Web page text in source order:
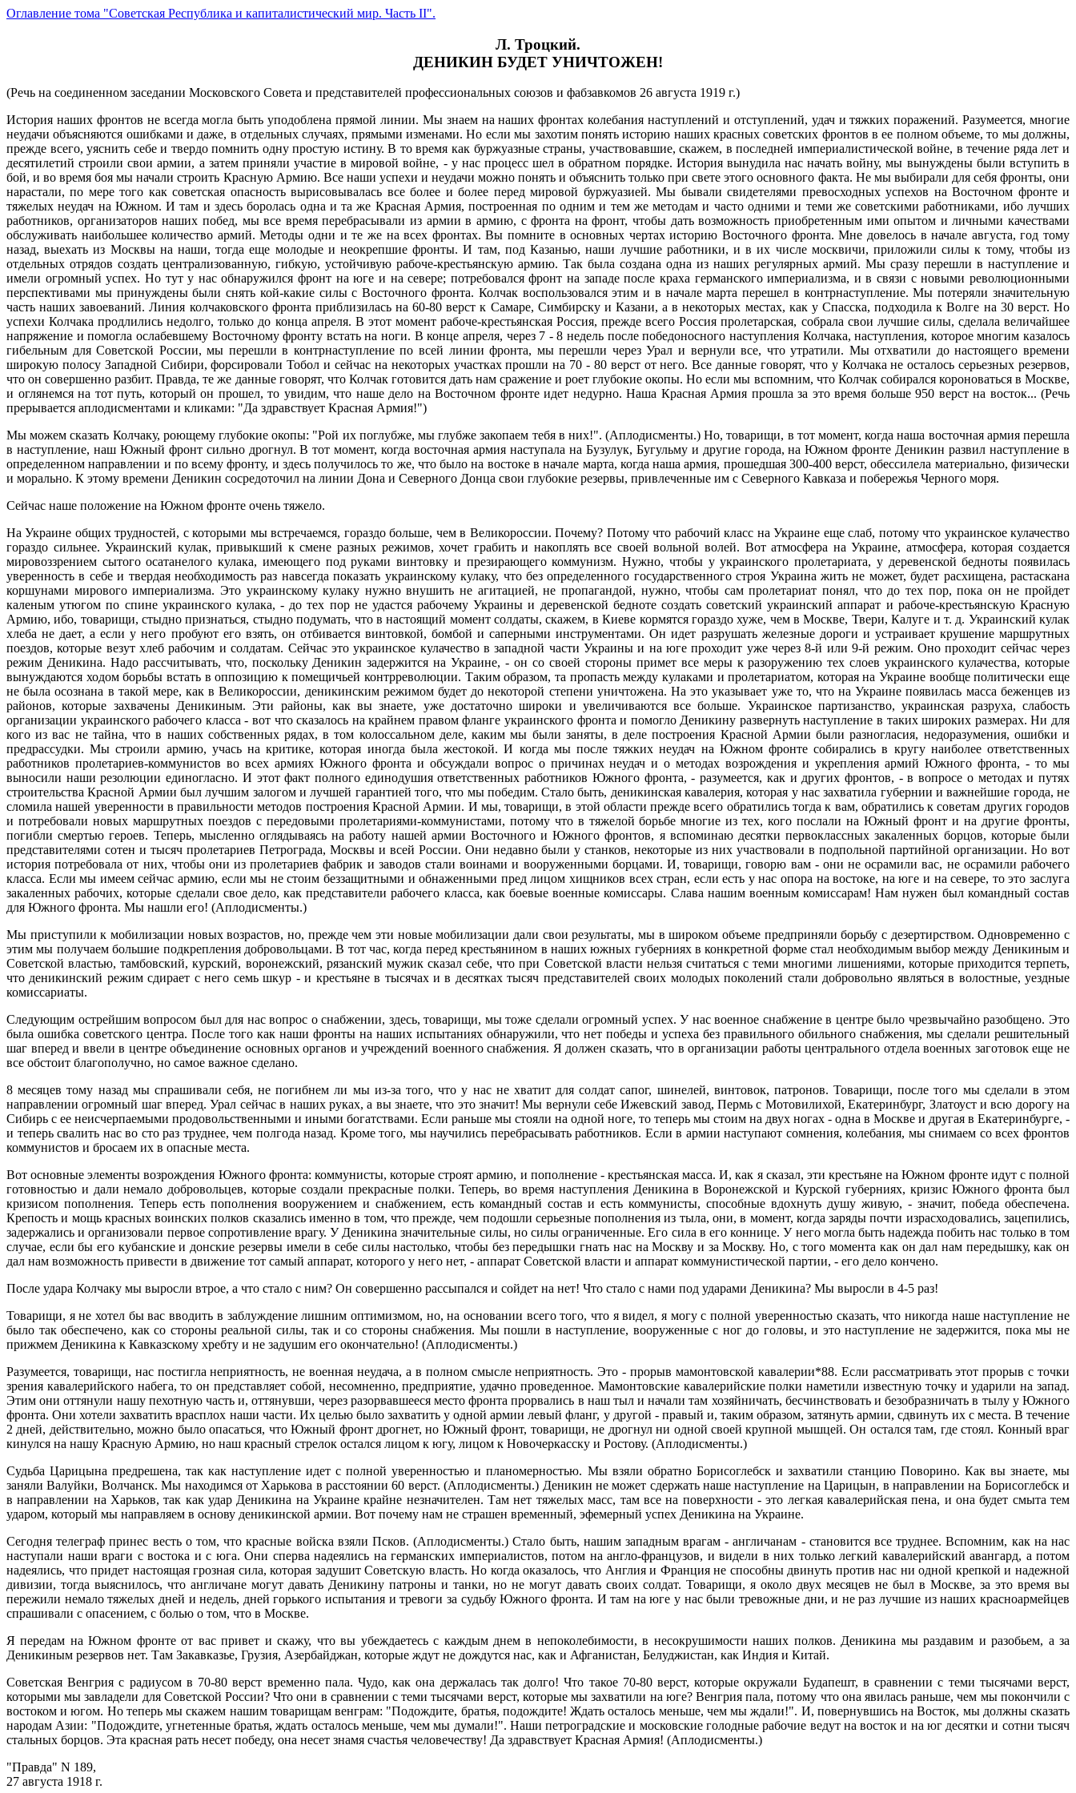
Оглавление тома "Советская Республика и капиталистический мир. Часть II".
Л. Троцкий.
ДЕНИКИН БУДЕТ УНИЧТОЖЕН!
(Речь на соединенном заседании Московского Совета и представителей профессиональных союзов и фабзавкомов 26 августа 1919 г.)
История наших фронтов не всегда могла быть уподоблена прямой линии. Мы знаем на наших фронтах колебания наступлений и отступлений, удач и тяжких поражений. Разумеется, многие
неудачи объясняются ошибками и даже, в отдельных случаях, прямыми изменами. Но если мы захотим понять историю наших красных советских фронтов в ее полном объеме, то мы должны,
прежде всего, уяснить себе и твердо помнить одну простую истину. В то время как буржуазные страны, участвовавшие, скажем, в последней империалистической войне, в течение ряда лет и
десятилетий строили свои армии, а затем приняли участие в мировой войне, - у нас процесс шел в обратном порядке. История вынудила нас начать войну, мы вынуждены были вступить в
бой, и во время боя мы начали строить Красную Армию. Все наши успехи и неудачи можно понять и объяснить только при свете этого основного факта. Не мы выбирали для себя фронты, они
нарастали, по мере того как советская опасность вырисовывалась все более и более перед мировой буржуазией. Мы бывали свидетелями превосходных успехов на Восточном фронте и
тяжелых неудач на Южном. И там и здесь боролась одна и та же Красная Армия, построенная по одним и тем же методам и часто одними и теми же советскими работниками, ибо лучших
работников, организаторов наших побед, мы все время перебрасывали из армии в армию, с фронта на фронт, чтобы дать возможность приобретенным ими опытом и личными качествами
обслуживать наибольшее количество армий. Методы одни и те же на всех фронтах. Вы помните в основных чертах историю Восточного фронта. Мне довелось в начале августа, год тому
назад, выехать из Москвы на наши, тогда еще молодые и неокрепшие фронты. И там, под Казанью, наши лучшие работники, и в их числе москвичи, приложили силы к тому, чтобы из
отдельных отрядов создать централизованную, гибкую, устойчивую рабоче-крестьянскую армию. Так была создана одна из наших регулярных армий. Мы сразу перешли в наступление и
имели огромный успех. Но тут у нас обнаружился фронт на юге и на севере; потребовался фронт на западе после краха германского империализма, и в связи с новыми революционными
перспективами мы принуждены были снять кой-какие силы с Восточного фронта. Колчак воспользовался этим и в начале марта перешел в контрнаступление. Мы потеряли значительную
часть наших завоеваний. Линия колчаковского фронта приблизилась на 60-80 верст к Самаре, Симбирску и Казани, а в некоторых местах, как у Спасска, подходила к Волге на 30 верст. Но
успехи Колчака продлились недолго, только до конца апреля. В этот момент рабоче-крестьянская Россия, прежде всего Россия пролетарская, собрала свои лучшие силы, сделала величайшее
напряжение и помогла ослабевшему Восточному фронту встать на ноги. В конце апреля, через 7 - 8 недель после победоносного наступления Колчака, наступления, которое многим казалось
гибельным для Советской России, мы перешли в контрнаступление по всей линии фронта, мы перешли через Урал и вернули все, что утратили. Мы отхватили до настоящего времени
широкую полосу Западной Сибири, форсировали Тобол и сейчас на некоторых участках прошли на 70 - 80 верст от него. Все данные говорят, что у Колчака не осталось серьезных резервов,
что он совершенно разбит. Правда, те же данные говорят, что Колчак готовится дать нам сражение и роет глубокие окопы. Но если мы вспомним, что Колчак собирался короноваться в Москве,
и оглянемся на тот путь, который он прошел, то увидим, что наше дело на Восточном фронте идет недурно. Наша Красная Армия прошла за это время больше 950 верст на восток... (Речь
прерывается аплодисментами и кликами: "Да здравствует Красная Армия!")
Мы можем сказать Колчаку, роющему глубокие окопы: "Рой их поглубже, мы глубже закопаем тебя в них!". (Аплодисменты.) Но, товарищи, в тот момент, когда наша восточная армия перешла
в наступление, наш Южный фронт сильно дрогнул. В тот момент, когда восточная армия наступала на Бузулук, Бугульму и другие города, на Южном фронте Деникин развил наступление в
определенном направлении и по всему фронту, и здесь получилось то же, что было на востоке в начале марта, когда наша армия, прошедшая 300-400 верст, обессилела материально, физически
и морально. К этому времени Деникин сосредоточил на линии Дона и Северного Донца свои глубокие резервы, привлеченные им с Северного Кавказа и побережья Черного моря.
Сейчас наше положение на Южном фронте очень тяжело.
На Украине общих трудностей, с которыми мы встречаемся, гораздо больше, чем в Великороссии. Почему? Потому что рабочий класс на Украине еще слаб, потому что украинское кулачество
гораздо сильнее. Украинский кулак, привыкший к смене разных режимов, хочет грабить и накоплять все своей вольной волей. Вот атмосфера на Украине, атмосфера, которая создается
мировоззрением сытого осатанелого кулака, имеющего под руками винтовку и презирающего коммунизм. Нужно, чтобы у украинского пролетариата, у деревенской бедноты появилась
уверенность в себе и твердая необходимость раз навсегда показать украинскому кулаку, что без определенного государственного строя Украина жить не может, будет расхищена, растаскана
коршунами мирового империализма. Это украинскому кулаку нужно внушить не агитацией, не пропагандой, нужно, чтобы сам пролетариат понял, что до тех пор, пока он не пройдет
каленым утюгом по спине украинского кулака, - до тех пор не удастся рабочему Украины и деревенской бедноте создать советский украинский аппарат и рабоче-крестьянскую Красную
Армию, ибо, товарищи, стыдно признаться, стыдно подумать, что в настоящий момент солдаты, скажем, в Киеве кормятся гораздо хуже, чем в Москве, Твери, Калуге и т. д. Украинский кулак
хлеба не дает, а если у него пробуют его взять, он отбивается винтовкой, бомбой и саперными инструментами. Он идет разрушать железные дороги и устраивает крушение маршрутных
поездов, которые везут хлеб рабочим и солдатам. Сейчас это украинское кулачество в западной части Украины и на юге проходит уже через 8-й или 9-й режим. Оно проходит сейчас через
режим Деникина. Надо рассчитывать, что, поскольку Деникин задержится на Украине, - он со своей стороны примет все меры к разоружению тех слоев украинского кулачества, которые
вынуждаются ходом борьбы встать в оппозицию к помещичьей контрреволюции. Таким образом, та пропасть между кулаками и пролетариатом, которая на Украине вообще политически еще
не была осознана в такой мере, как в Великороссии, деникинским режимом будет до некоторой степени уничтожена. На это указывает уже то, что на Украине появилась масса беженцев из
районов, которые захвачены Деникиным. Эти районы, как вы знаете, уже достаточно широки и увеличиваются все больше. Украинское партизанство, украинская разруха, слабость
организации украинского рабочего класса - вот что сказалось на крайнем правом фланге украинского фронта и помогло Деникину развернуть наступление в таких широких размерах. Ни для
кого из вас не тайна, что в наших собственных рядах, в том колоссальном деле, каким мы были заняты, в деле построения Красной Армии были разногласия, недоразумения, ошибки и
предрассудки. Мы строили армию, учась на критике, которая иногда была жестокой. И когда мы после тяжких неудач на Южном фронте собирались в кругу наиболее ответственных
работников пролетариев-коммунистов во всех армиях Южного фронта и обсуждали вопрос о причинах неудач и о методах возрождения и укрепления армий Южного фронта, - то мы
выносили наши резолюции единогласно. И этот факт полного единодушия ответственных работников Южного фронта, - разумеется, как и других фронтов, - в вопросе о методах и путях
строительства Красной Армии был лучшим залогом и лучшей гарантией того, что мы победим. Стало быть, деникинская кавалерия, которая у нас захватила губернии и важнейшие города, не
сломила нашей уверенности в правильности методов построения Красной Армии. И мы, товарищи, в этой области прежде всего обратились тогда к вам, обратились к советам других городов
и потребовали новых маршрутных поездов с передовыми пролетариями-коммунистами, потому что в тяжелой борьбе многие из тех, кого послали на Южный фронт и на другие фронты,
погибли смертью героев. Теперь, мысленно оглядываясь на работу нашей армии Восточного и Южного фронтов, я вспоминаю десятки первоклассных закаленных борцов, которые были
представителями сотен и тысяч пролетариев Петрограда, Москвы и всей России. Они недавно были у станков, некоторые из них участвовали в подпольной партийной организации. Но вот
история потребовала от них, чтобы они из пролетариев фабрик и заводов стали воинами и вооруженными борцами. И, товарищи, говорю вам - они не осрамили вас, не осрамили рабочего
класса. Если мы имеем сейчас армию, если мы не стоим беззащитными и обнаженными пред лицом хищников всех стран, если есть у нас опора на востоке, на юге и на севере, то это заслуга
закаленных рабочих, которые сделали свое дело, как представители рабочего класса, как боевые военные комиссары. Слава нашим военным комиссарам! Нам нужен был командный состав
для Южного фронта. Мы нашли его! (Аплодисменты.)
Мы приступили к мобилизации новых возрастов, но, прежде чем эти новые мобилизации дали свои результаты, мы в широком объеме предприняли борьбу с дезертирством. Одновременно с
этим мы получаем большие подкрепления добровольцами. В тот час, когда перед крестьянином в наших южных губерниях в конкретной форме стал необходимым выбор между Деникиным и
Советской властью, тамбовский, курский, воронежский, рязанский мужик сказал себе, что при Советской власти нельзя считаться с теми многими лишениями, которые приходится терпеть,
что деникинский режим сдирает с него семь шкур - и крестьяне в тысячах и в десятках тысяч представителей своих молодых поколений стали добровольно являться в волостные, уездные
комиссариаты.
Следующим острейшим вопросом был для нас вопрос о снабжении, здесь, товарищи, мы тоже сделали огромный успех. У нас военное снабжение в центре было чрезвычайно разобщено. Это
была ошибка советского центра. После того как наши фронты на наших испытаниях обнаружили, что нет победы и успеха без правильного обильного снабжения, мы сделали решительный
шаг вперед и ввели в центре объединение основных органов и учреждений военного снабжения. Я должен сказать, что в организации работы центрального отдела военных заготовок еще не
все обстоит благополучно, но самое важное сделано.
8 месяцев тому назад мы спрашивали себя, не погибнем ли мы из-за того, что у нас не хватит для солдат сапог, шинелей, винтовок, патронов. Товарищи, после того мы сделали в этом
направлении огромный шаг вперед. Урал сейчас в наших руках, а вы знаете, что это значит! Мы вернули себе Ижевский завод, Пермь с Мотовилихой, Екатеринбург, Златоуст и всю дорогу на
Сибирь с ее неисчерпаемыми продовольственными и иными богатствами. Если раньше мы стояли на одной ноге, то теперь мы стоим на двух ногах - одна в Москве и другая в Екатеринбурге, -
и теперь свалить нас во сто раз труднее, чем полгода назад. Кроме того, мы научились перебрасывать работников. Если в армии наступают сомнения, колебания, мы снимаем со всех фронтов
коммунистов и бросаем их в опасные места.
Вот основные элементы возрождения Южного фронта: коммунисты, которые строят армию, и пополнение - крестьянская масса. И, как я сказал, эти крестьяне на Южном фронте идут с полной
готовностью и дали немало добровольцев, которые создали прекрасные полки. Теперь, во время наступления Деникина в Воронежской и Курской губерниях, кризис Южного фронта был
кризисом пополнения. Теперь есть пополнения вооружением и снабжением, есть командный состав и есть коммунисты, способные вдохнуть душу живую, - значит, победа обеспечена.
Крепость и мощь красных воинских полков сказались именно в том, что прежде, чем подошли серьезные пополнения из тыла, они, в момент, когда заряды почти израсходовались, зацепились,
задержались и организовали первое сопротивление врагу. У Деникина значительные силы, но силы ограниченные. Его сила в его коннице. У него могла быть надежда побить нас только в том
случае, если бы его кубанские и донские резервы имели в себе силы настолько, чтобы без передышки гнать нас на Москву и за Москву. Но, с того момента как он дал нам передышку, как он
дал нам возможность привести в движение тот самый аппарат, которого у него нет, - аппарат Советской власти и аппарат коммунистической партии, - его дело кончено.
После удара Колчаку мы выросли втрое, а что стало с ним? Он совершенно рассыпался и сойдет на нет! Что стало с нами под ударами Деникина? Мы выросли в 4-5 раз!
Товарищи, я не хотел бы вас вводить в заблуждение лишним оптимизмом, но, на основании всего того, что я видел, я могу с полной уверенностью сказать, что никогда наше наступление не
было так обеспечено, как со стороны реальной силы, так и со стороны снабжения. Мы пошли в наступление, вооруженные с ног до головы, и это наступление не задержится, пока мы не
прижмем Деникина к Кавказскому хребту и не задушим его окончательно! (Аплодисменты.)
Разумеется, товарищи, нас постигла неприятность, не военная неудача, а в полном смысле неприятность. Это - прорыв мамонтовской кавалерии*88. Если рассматривать этот прорыв с точки
зрения кавалерийского набега, то он представляет собой, несомненно, предприятие, удачно проведенное. Мамонтовские кавалерийские полки наметили известную точку и ударили на запад.
Этим они оттянули нашу пехотную часть и, оттянувши, через разорвавшееся место фронта прорвались в наш тыл и начали там хозяйничать, бесчинствовать и безобразничать в тылу у Южного
фронта. Они хотели захватить врасплох наши части. Их целью было захватить у одной армии левый фланг, у другой - правый и, таким образом, затянуть армии, сдвинуть их с места. В течение
2 дней, действительно, можно было опасаться, что Южный фронт дрогнет, но Южный фронт, товарищи, не дрогнул ни одной своей крупной мышцей. Он остался там, где стоял. Конный враг
кинулся на нашу Красную Армию, но наш красный стрелок остался лицом к югу, лицом к Новочеркасску и Ростову. (Аплодисменты.)
Судьба Царицына предрешена, так как наступление идет с полной уверенностью и планомерностью. Мы взяли обратно Борисоглебск и захватили станцию Поворино. Как вы знаете, мы
заняли Валуйки, Волчанск. Мы находимся от Харькова в расстоянии 60 верст. (Аплодисменты.) Деникин не может сдержать наше наступление на Царицын, в направлении на Борисоглебск и
в направлении на Харьков, так как удар Деникина на Украине крайне незначителен. Там нет тяжелых масс, там все на поверхности - это легкая кавалерийская пена, и она будет смыта тем
ударом, который мы направляем в основу деникинской армии. Вот почему нам не страшен временный, эфемерный успех Деникина на Украине.
Сегодня телеграф принес весть о том, что красные войска взяли Псков. (Аплодисменты.) Стало быть, нашим западным врагам - англичанам - становится все труднее. Вспомним, как на нас
наступали наши враги с востока и с юга. Они сперва надеялись на германских империалистов, потом на англо-французов, и видели в них только легкий кавалерийский авангард, а потом
надеялись, что придет настоящая грозная сила, которая задушит Советскую власть. Но когда оказалось, что Англия и Франция не способны двинуть против нас ни одной крепкой и надежной
дивизии, тогда выяснилось, что англичане могут давать Деникину патроны и танки, но не могут давать своих солдат. Товарищи, я около двух месяцев не был в Москве, за это время вы
пережили немало тяжелых дней и недель, дней горького испытания и тревоги за судьбу Южного фронта. И там на юге у нас были тревожные дни, и не раз лучшие из наших красноармейцев
спрашивали с опасением, с болью о том, что в Москве.
Я передам на Южном фронте от вас привет и скажу, что вы убеждаетесь с каждым днем в непоколебимости, в несокрушимости наших полков. Деникина мы раздавим и разобьем, а за
Деникиным резервов нет. Там Закавказье, Грузия, Азербайджан, которые ждут не дождутся нас, как и Афганистан, Белуджистан, как Индия и Китай.
Советская Венгрия с радиусом в 70-80 верст временно пала. Чудо, как она держалась так долго! Что такое 70-80 верст, которые окружали Будапешт, в сравнении с теми тысячами верст,
которыми мы завладели для Советской России? Что они в сравнении с теми тысячами верст, которые мы захватили на юге? Венгрия пала, потому что она явилась раньше, чем мы покончили с
востоком и югом. Но теперь мы скажем нашим товарищам венграм: "Подождите, братья, подождите! Ждать осталось меньше, чем мы ждали!". И, повернувшись на Восток, мы должны сказать
народам Азии: "Подождите, угнетенные братья, ждать осталось меньше, чем мы думали!". Наши петроградские и московские голодные рабочие ведут на восток и на юг десятки и сотни тысяч
стальных борцов. Эта красная рать несет победу, она несет знамя счастья человечеству! Да здравствует Красная Армия! (Аплодисменты.)
"Правда" N 189,
27 августа 1918 г.